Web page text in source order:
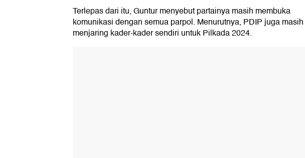
Terlepas dari itu, Guntur menyebut partainya masih membuka
komunikasi dengan semua parpol. Menurutnya, PDIP juga masih
menjaring kader-kader sendiri untuk Pilkada 2024.